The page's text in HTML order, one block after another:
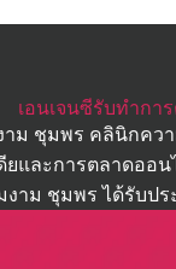
เอนเจนซีรับทำกา
าม ชุมพร คลินิกคว
ยและการตลาดอ
าม ชุมพร ได้รับปร